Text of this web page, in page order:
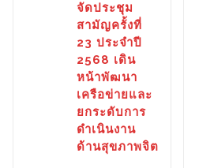
จัดประชุม
สามัญครั้งที่
23 ประจำปี
2568 เดิน
หน้าพัฒนา
เครือข่ายและ
ยกระดับการ
ดำเนินงาน
ด้านสุขภาพจิต